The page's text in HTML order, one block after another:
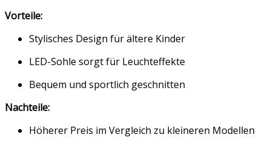
Vorteile:
Stylisches Design für ältere Kinder
LED-Sohle sorgt für Leuchteffekte
Bequem und sportlich geschnitten
Nachteile:
Höherer Preis im Vergleich zu kleineren Modellen